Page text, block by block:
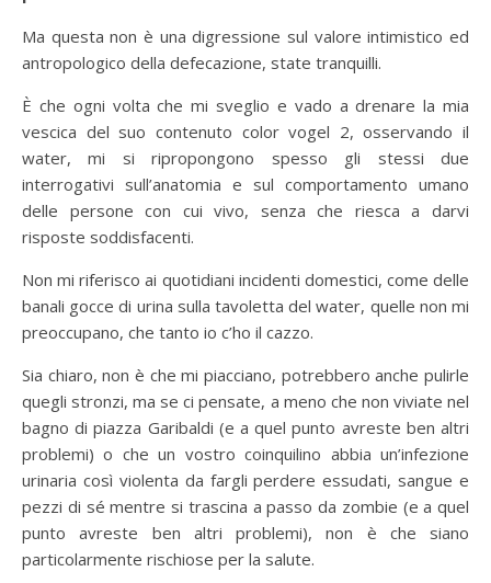
Ma questa non è una digressione sul valore intimistico ed
antropologico della defecazione, state tranquilli.
È che ogni volta che mi sveglio e vado a drenare la mia
vescica del suo contenuto color vogel 2, osservando il
water, mi si ripropongono spesso gli stessi due
interrogativi sull’anatomia e sul comportamento umano
delle persone con cui vivo, senza che riesca a darvi
risposte soddisfacenti.
Non mi riferisco ai quotidiani incidenti domestici, come delle
banali gocce di urina sulla tavoletta del water, quelle non mi
preoccupano, che tanto io c’ho il cazzo.
Sia chiaro, non è che mi piacciano, potrebbero anche pulirle
quegli stronzi, ma se ci pensate, a meno che non viviate nel
bagno di piazza Garibaldi (e a quel punto avreste ben altri
problemi) o che un vostro coinquilino abbia un’infezione
urinaria così violenta da fargli perdere essudati, sangue e
pezzi di sé mentre si trascina a passo da zombie (e a quel
punto avreste ben altri problemi), non è che siano
particolarmente rischiose per la salute.